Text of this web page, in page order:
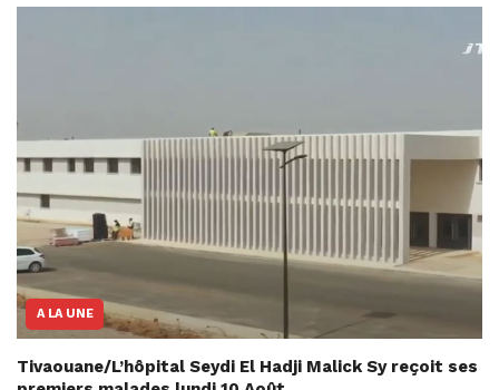
A LA UNE
Tivaouane/L’hôpital Seydi El Hadji Malick Sy reçoit ses